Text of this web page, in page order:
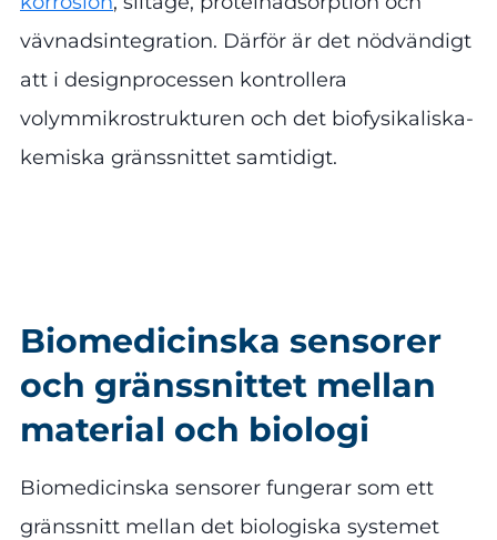
vävnadsintegration. Därför är det nödvändigt
att i designprocessen kontrollera
volymmikrostrukturen och det biofysikaliska-
kemiska gränssnittet samtidigt.
Biomedicinska sensorer
och gränssnittet mellan
material och biologi
Biomedicinska sensorer fungerar som ett
gränssnitt mellan det biologiska systemet